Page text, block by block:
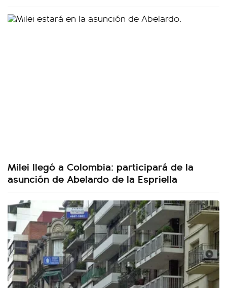
Milei llegó a Colombia: participará de la
asunción de Abelardo de la Espriella